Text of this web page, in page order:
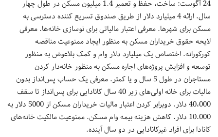
24 آگوست: ساخت، حفظ و تعمیر 1.4 میلیون مسکن در طول چهار
سال. ارائه 4 میلیارد دلار از طریق صندوق تسریع کننده دسترسی به
مسکن برای شهرها. معرفی اعتبار مالیاتی برای نوسازی خانه‌ها. معرفی
لایحه حقوق خریداران مسکن به منظور ایجاد ممنوعیت مناقصه
کورکورانه. اختصاص یک میلیارد دلار وام و کمک بلاعوض به منظور
توسعه و افزایش پروژه‌های اجاره مسکن به منظور خانه‌دار کردن
مستاجران در طول 5 سال و یا کمتر. معرفی یک حساب پس‌انداز بدون
مالیات برای خانه اولی‌های زیر 40 سال کانادایی برای پس‌انداز تا سقف
40،000 دلار. دوبرابر کردن اعتبار مالیات خریداران مسکن از 5000 دلار به
10.000 دلار. کاهش هزینه بیمه وام مسکن. ممنوعیت مالکیت خانه‌های
کانادا برای افراد غیرکانادایی در دو سال آینده.